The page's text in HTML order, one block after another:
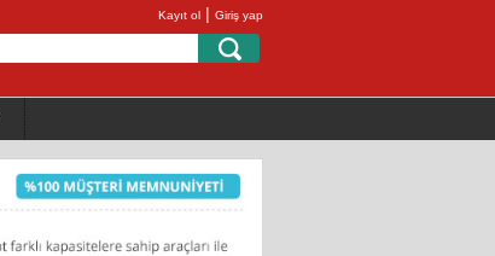
Kayıt ol | Giriş yap